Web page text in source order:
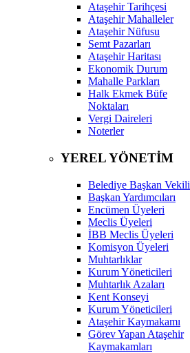
Ataşehir Tarihçesi
Ataşehir Mahalleler
Ataşehir Nüfusu
Semt Pazarları
Ataşehir Haritası
Ekonomik Durum
Mahalle Parkları
Halk Ekmek Büfe
Noktaları
Vergi Daireleri
Noterler
YEREL YÖNETİM
Belediye Başkan Vekili
Başkan Yardımcıları
Encümen Üyeleri
Meclis Üyeleri
İBB Meclis Üyeleri
Komisyon Üyeleri
Muhtarlıklar
Kurum Yöneticileri
Muhtarlık Azaları
Kent Konseyi
Kurum Yöneticileri
Ataşehir Kaymakamı
Görev Yapan Ataşehir
Kaymakamları